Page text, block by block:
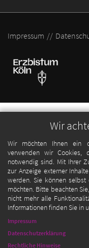
Wir
Wir möchten Ihnen ein
verwenden wir Cookies,
notwendig sind. Mit Ihrer
zur Anzeige externer
werden. Sie können selbst
möchten. Bitte beachten
nicht mehr alle
Informationen finden Sie in
Impressum
Datenschutzerklärung
Rechtliche Hinweise
Impressum